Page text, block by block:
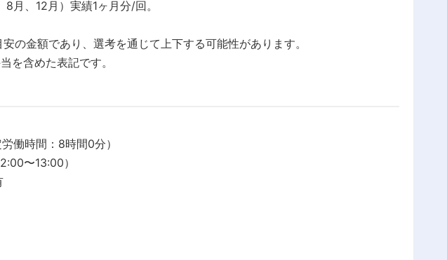
月、12月）実績1ヶ月分/回。
の金額であり、選考を通じて上下する可能性があります。
を含めた表記です。
働時間：8時間0分）
〜13:00）